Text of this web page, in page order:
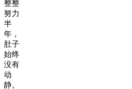
整整
努力
半
年，
肚子
始终
没有
动
静。